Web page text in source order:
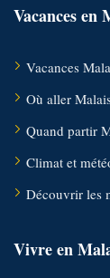
Vacances en
Vacances
Où aller
Quand partir
Climat et
Découvrir les
Vivre en